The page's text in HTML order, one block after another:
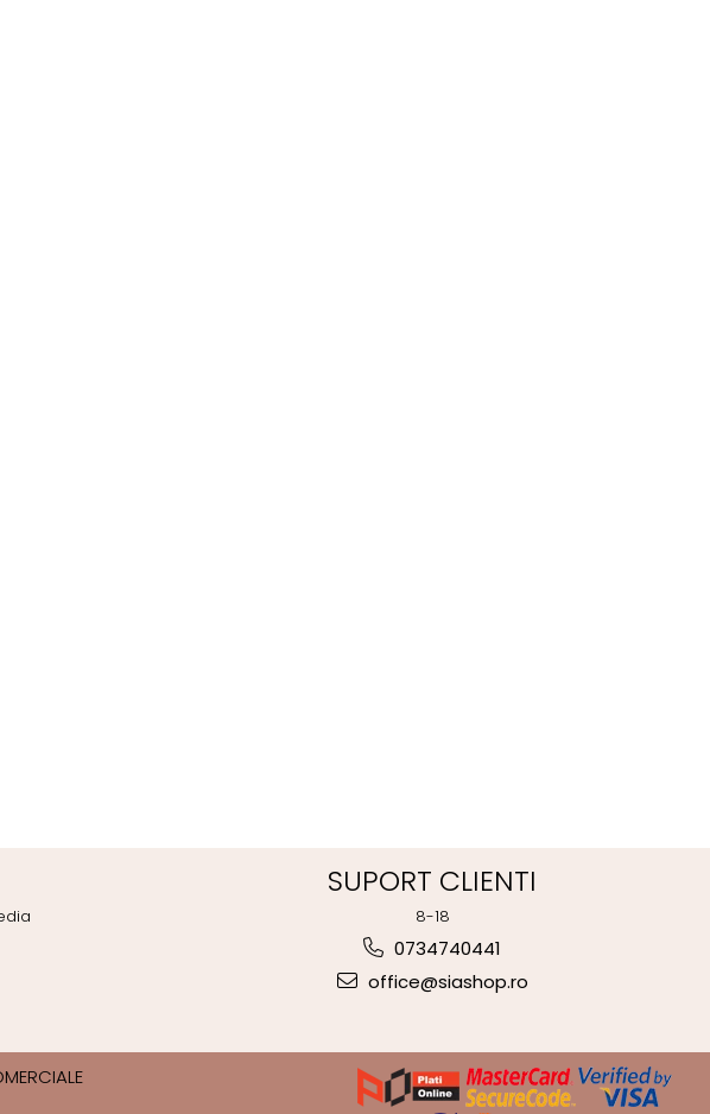
SUPORT CLIENTI
8-18
0734740441
office@siashop.ro